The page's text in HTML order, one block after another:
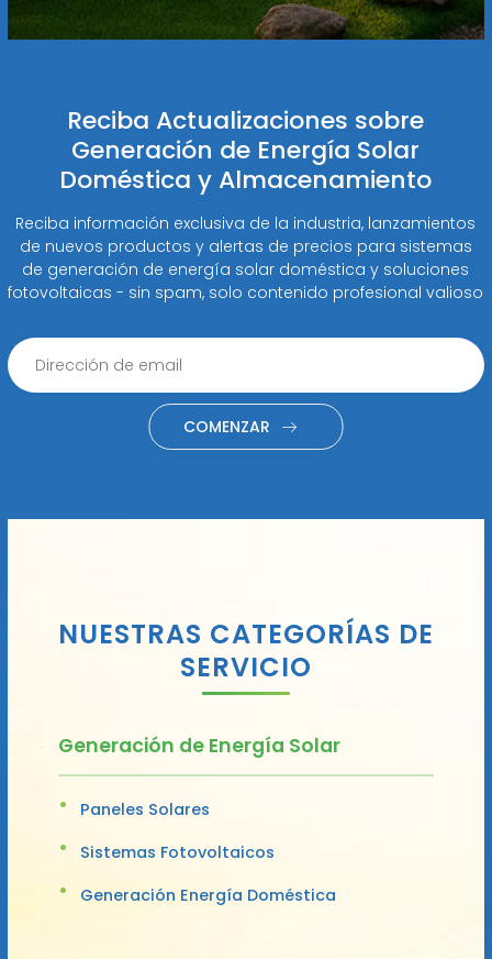
Reciba Actualizaciones sobre
Generación de Energía Solar
Doméstica y Almacenamiento
Reciba información exclusiva de la industria, lanzamientos
de nuevos productos y alertas de precios para sistemas
de generación de energía solar doméstica y soluciones
fotovoltaicas - sin spam, solo contenido profesional valioso
COMENZAR
NUESTRAS CATEGORÍAS DE
SERVICIO
Generación de Energía Solar
Paneles Solares
Sistemas Fotovoltaicos
Generación Energía Doméstica